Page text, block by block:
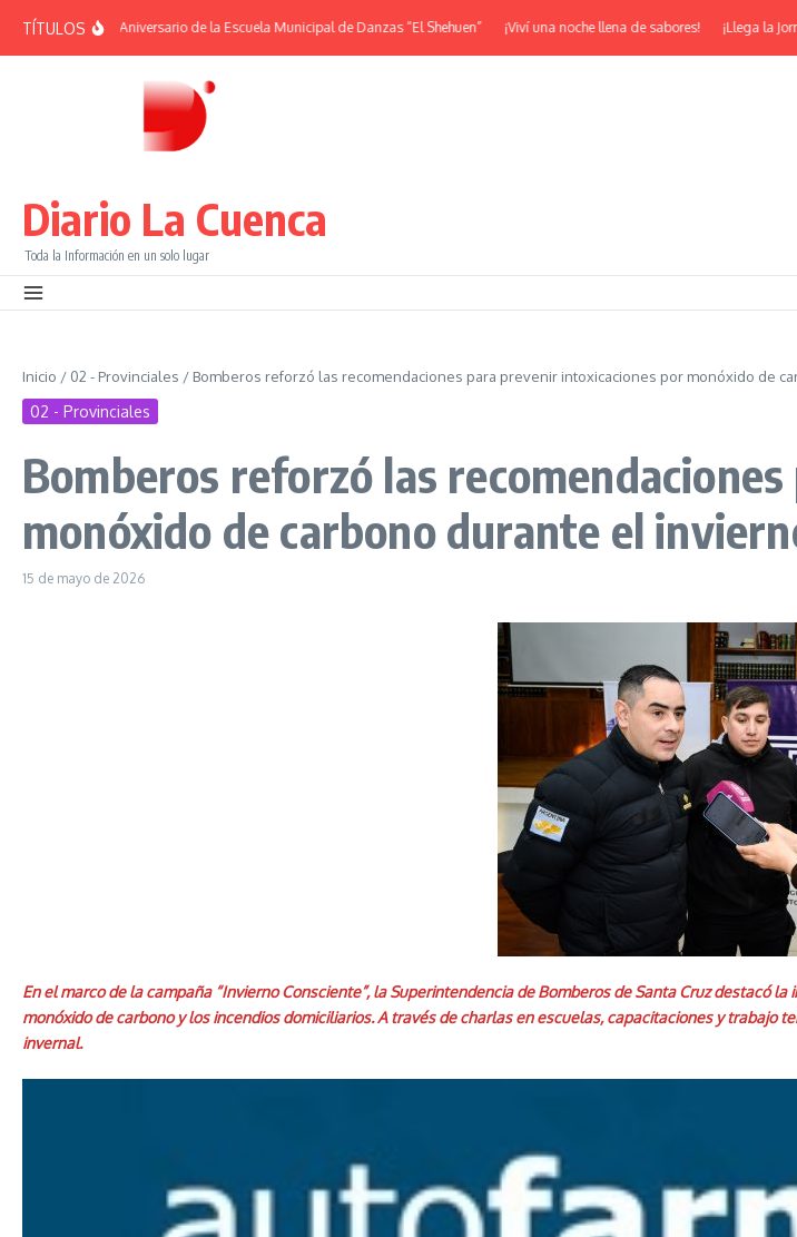
TÍTULOS| 38° Aniversario de la Escuela Municipal de Danzas “El Shehuen” ¡Viví una noche llena de sabores! ¡Llega la
Diario La Cuenca
Toda la Información en un solo lugar
Inicio / 02 - Provinciales / Bomberos reforzó las recomendaciones para prevenir intoxicaciones por monóxido de
02 - Provinciales
Bomberos reforzó las
monóxido de carbono durante el
15 de mayo de 2026
En el marco de la campaña “Invierno Consciente”, la Superintendencia de Bomberos de Santa Cruz
monóxido de carbono y los incendios domiciliarios. A través de charlas en escuelas, capacitaciones y
invernal.